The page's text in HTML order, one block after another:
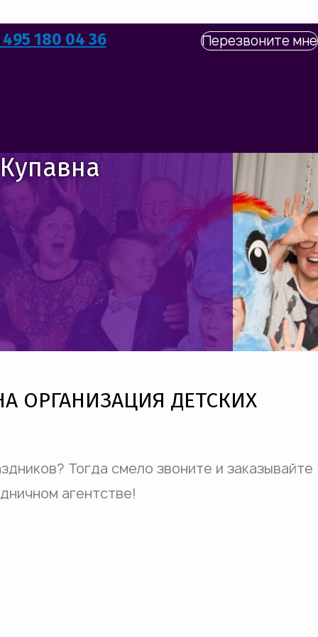
495 180 04 36 Перезвоните мне
ОРГАНИЗАЦИЯ ДЕТСКИХ
Тогда смело звоните и заказывайте
агентстве!